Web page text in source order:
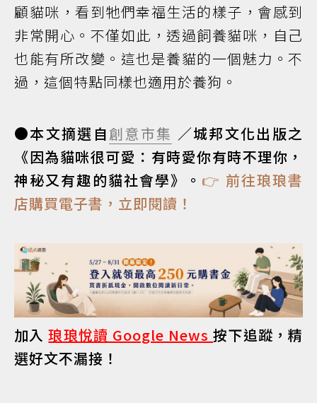
顧貓咪，看到牠們幸福生活的樣子，會感到
非常開心。不僅如此，透過飼養貓咪，自己
也能有所改變。這也是養貓的一個魅力。不
過，這個特點同樣也適用於養狗。
●本文摘選自創意市集 ／城邦文化出版之
《因為貓咪很可愛：有時愛你有時不理你，
神秘又有趣的貓社會學》。 👉 前往琅琅書
店購買電子書，立即閱讀！
加入琅琅悅讀 Google News按下追蹤，精
選好文不漏接！